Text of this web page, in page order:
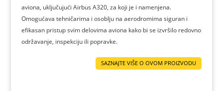
aviona, uključujući Airbus A320, za koji je i namenjena.
Omogućava tehničarima i osoblju na aerodromima siguran i
efikasan pristup svim delovima aviona kako bi se izvršilo redovno
održavanje, inspekciju ili popravke.
SAZNAJTE VIŠE O OVOM PROIZVODU